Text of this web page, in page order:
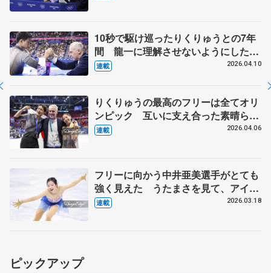
10秒で駆け巡ったりくりゅうとの7年
間 龍一に理解させないようにした個
人戦SPの失敗 【ミラノ・コルティ
連載 2026.04.10
りくりゅうの最高のフリーは全てオリ
ンピック 互いに支え合った素晴らし
い団体戦チーム【ミラノ・コルティナ
連載 2026.04.06
フリーに向かう中井亜美選手がとても
強く見えた うたまさを見て、アイス
ダンスをやる選手が出てきてほしい
連載 2026.03.18
ピックアップ